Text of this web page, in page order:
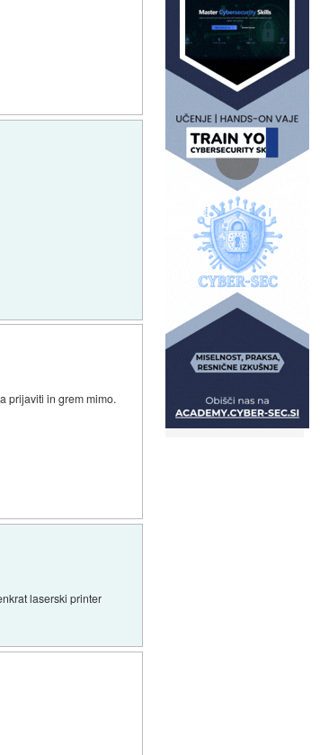
prijaviti in grem mimo.
laserski printer